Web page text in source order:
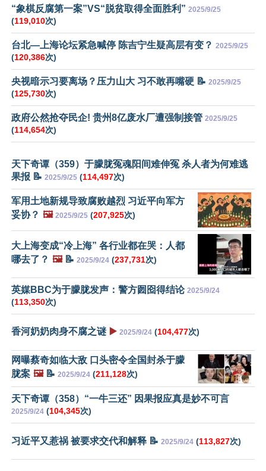
“象棋反腐第一案”VS“脱贫取得全面胜利” 2025/9/25
(119,010次)
台北—上海论坛紧急喊停 陈吉宁生疑高层有变？ 2025/9/25
(120,386次)
央视暗示习要离场？压力山大 习不敢再嘴硬 📝 2025/9/25
(125,730次)
政府公然抢夺民企! 贵州8亿废水厂遭强制接管 2025/9/25
(114,654次)
天下奇谭（359）于朦胧冤魂阳间难伸冤 杀人者为何难逃
果报 📝 2025/9/25 (114,497次)
军用土地新规导致腐败越烈 习近平向军方
妥协？ 🖼️ 2025/9/25 (207,925次)
大上海变成“冷上海” 各行业都在哭：人都
哪去了？ 🖼️📝 2025/9/24 (237,731次)
英媒BBC为于朦胧发声：警方囫囵得结论 2025/9/24
(113,350次)
香河奶奶肉身不腐之谜 ▶️ 2025/9/24 (104,477次)
网曝蔡奇如临大敌 口头密令全国封杀于朦
胧案 🖼️📝 2025/9/24 (211,128次)
天下奇谭（358）“一牛三还” 因果报应真是妙不可言
2025/9/24 (104,345次)
习近平又惹祸 被要求交代和解释 📝 2025/9/24 (113,827次)